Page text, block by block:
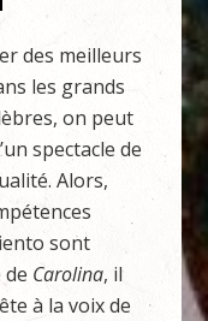
des meilleurs
les grands
on peut
spectacle de
Alors,
sont
Carolina, il
à la voix de